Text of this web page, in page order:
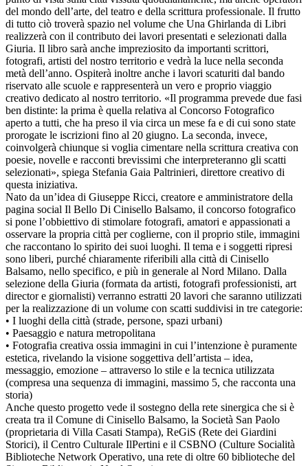
del mondo dell’arte, del teatro e della scrittura professionale. Il frutto
di tutto ciò troverà spazio nel volume che Una Ghirlanda di Libri
realizzerà con il contributo dei lavori presentati e selezionati dalla
Giuria. Il libro sarà anche impreziosito da importanti scrittori,
fotografi, artisti del nostro territorio e vedrà la luce nella seconda
metà dell’anno. Ospiterà inoltre anche i lavori scaturiti dal bando
riservato alle scuole e rappresenterà un vero e proprio viaggio
creativo dedicato al nostro territorio. «Il programma prevede due fasi
ben distinte: la prima è quella relativa al Concorso Fotografico
aperto a tutti, che ha preso il via circa un mese fa e di cui sono state
prorogate le iscrizioni fino al 20 giugno. La seconda, invece,
coinvolgerà chiunque si voglia cimentare nella scrittura creativa con
poesie, novelle e racconti brevissimi che interpreteranno gli scatti
selezionati», spiega Stefania Gaia Paltrinieri, direttore creativo di
questa iniziativa.
Nato da un’idea di Giuseppe Ricci, creatore e amministratore della
pagina social Il Bello Di Cinisello Balsamo, il concorso fotografico
si pone l’obbiettivo di stimolare fotografi, amatori e appassionati a
osservare la propria città per coglierne, con il proprio stile, immagini
che raccontano lo spirito dei suoi luoghi. Il tema e i soggetti ripresi
sono liberi, purché chiaramente riferibili alla città di Cinisello
Balsamo, nello specifico, e più in generale al Nord Milano. Dalla
selezione della Giuria (formata da artisti, fotografi professionisti, art
director e giornalisti) verranno estratti 20 lavori che saranno utilizzati
per la realizzazione di un volume con scatti suddivisi in tre categorie:
• I luoghi della città (strade, persone, spazi urbani)
• Paesaggio e natura metropolitana
• Fotografia creativa ossia immagini in cui l’intenzione è puramente
estetica, rivelando la visione soggettiva dell’artista – idea,
messaggio, emozione – attraverso lo stile e la tecnica utilizzata
(compresa una sequenza di immagini, massimo 5, che racconta una
storia)
Anche questo progetto vede il sostegno della rete sinergica che si è
creata tra il Comune di Cinisello Balsamo, la Società San Paolo
(proprietaria di Villa Casati Stampa), ReGiS (Rete dei Giardini
Storici), il Centro Culturale IlPertini e il CSBNO (Culture Socialità
Biblioteche Network Operativo, una rete di oltre 60 biblioteche del